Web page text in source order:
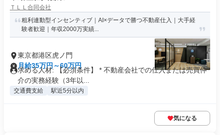
ＴＬＬ合同会社
粗利連動型インセンティブ｜AI×データで勝つ不動産仕入｜大手経
験者歓迎｜年収2000万実績...
東京都港区虎ノ門
月給35万円～60万円
求める人材: 【必須条件】 * 不動産会社での仕入または売買仲
介の実務経験（3年以...
交通費支給 駅近5分以内
気になる